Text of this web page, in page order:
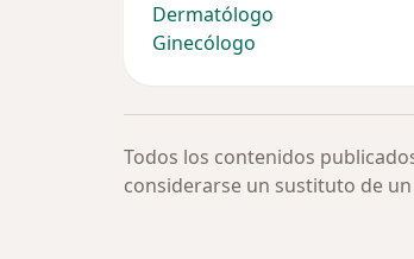
Dermatólogo
Ginecólogo
Todos los contenidos
considerarse un sustituto de